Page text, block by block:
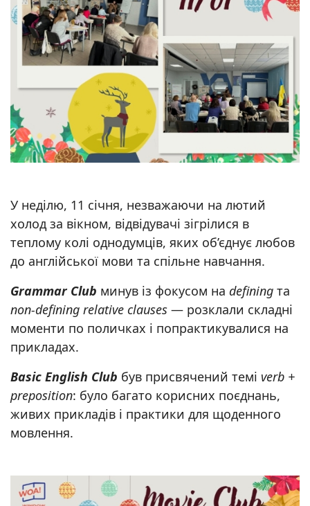
У неділю, 11 січня, незважаючи на лютий
холод за вікном, відвідувачі зігрілися в
теплому колі однодумців, яких об’єднує любов
до англійської мови та спільне навчання.
Grammar Club минув із фокусом на defining та
non-defining relative clauses — розклали складні
моменти по поличках і попрактикувалися на
прикладах.
Basic English Club був присвячений темі verb +
preposition: було багато корисних поєднань,
живих прикладів і практики для щоденного
мовлення.